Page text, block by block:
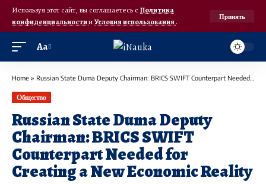
Используя этот сайт, вы соглашаетесь с Политика
конфиденциальностииУсловия использования.
Принять
Аа
Home » Russian State Duma Deputy Chairman: BRICS SWIFT Counterpart Needed for Creating a New Economic Reality
Общество
Russian State Duma Deputy
Chairman: BRICS SWIFT
Counterpart Needed for
Creating a New Economic Reality